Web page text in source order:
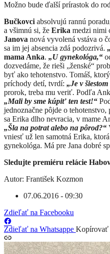
Možno bude ďalší prírastok do
Bučkovci absolvujú rannú
a všimnú si, že Erika medzi nimi
Janova nová vyvolená vstáva o
sa im jej absencia zdá podozrivá.
mama Anka. „U gynekológa,“
dozvedáme, že rieši „ženské“
byť ako tehotenstvo. Tomáš,
príchody detí, tvrdí: „Je v
prorok, treba mu veriť. Podľa
„Mali by sme kúpiť ten test!“
jednoznačne pôjde o
sa Erika dlho nevracia, v mame
„Šla na potrat alebo na pôrod?“
vniesť už len samotná Erika,
gynekológa. Má pre Jana dobré
Sledujte premiéru relácie
Autor: František Kozmon
07.06.2016 - 09:30
Zdieľať na Facebooku
Zdieľať na Whatsappe Kopírovať